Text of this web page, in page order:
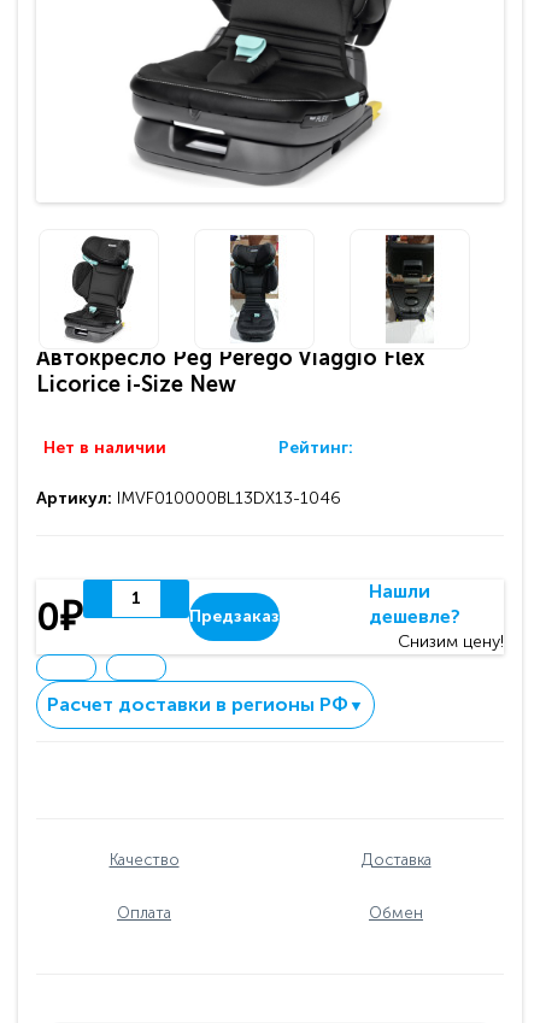
Автокресло Peg Perego Viaggio Flex
Licorice i-Size New
Нет в наличии Рейтинг:
Артикул: IMVF010000BL13DX13-1046
0₽ Предзаказ
Нашли
дешевле?
Снизим цену!
Расчет доставки в регионы РФ ▼
Качество Доставка
Оплата Обмен